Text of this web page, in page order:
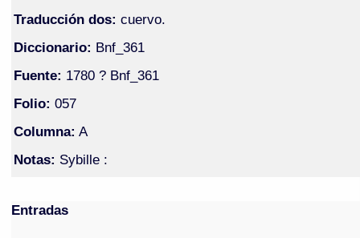
Traducción dos: cuervo.
Diccionario: Bnf_361
Fuente: 1780 ? Bnf_361
Folio: 057
Columna: A
Notas: Sybille :
Entradas